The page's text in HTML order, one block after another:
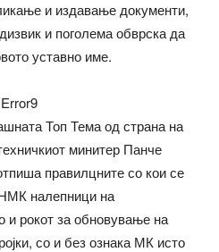
и издавање документи,
и поголема обврска да
уставно име.
Error9
Топ Тема од страна на
минитер Панче
правилцните со кои се
налепници на
и рокот за обновување на
со и без ознака МК исто